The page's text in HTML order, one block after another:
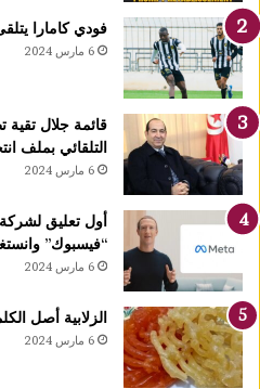
ب
ذ
ه
ي
ل
ب
ط
ة
ا
ل
ع
ر
فودي كامارا
6 مارس 2024
قائمة جلال
التلقائي بملف
6 مارس 2024
أول تعليق
“فيسبوك”
6 مارس 2024
الزلابية أصل
6 مارس 2024